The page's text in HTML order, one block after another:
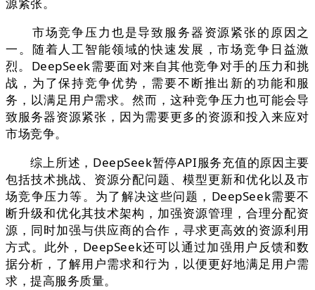
市场竞争压力也是导致服务器资源紧张的原因之
一。随着人工智能领域的快速发展，市场竞争日益激
烈。DeepSeek需要面对来自其他竞争对手的压力和挑
战，为了保持竞争优势，需要不断推出新的功能和服
务，以满足用户需求。然而，这种竞争压力也可能会导
致服务器资源紧张，因为需要更多的资源和投入来应对
市场竞争。
综上所述，DeepSeek暂停API服务充值的原因主要
包括技术挑战、资源分配问题、模型更新和优化以及市
场竞争压力等。为了解决这些问题，DeepSeek需要不
断升级和优化其技术架构，加强资源管理，合理分配资
源，同时加强与供应商的合作，寻求更高效的资源利用
方式。此外，DeepSeek还可以通过加强用户反馈和数
据分析，了解用户需求和行为，以便更好地满足用户需
求，提高服务质量。